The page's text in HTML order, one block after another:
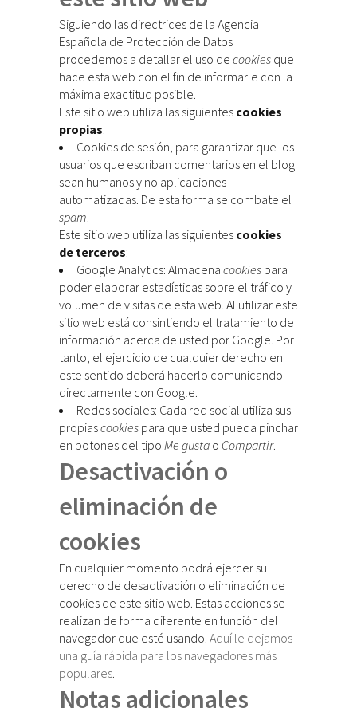
Siguiendo las directrices de la Agencia
Española de Protección de Datos
procedemos a detallar el uso de cookies que
hace esta web con el fin de informarle con la
máxima exactitud posible.
Este sitio web utiliza las siguientes cookies
propias:
Cookies de sesión, para garantizar que los
usuarios que escriban comentarios en el blog
sean humanos y no aplicaciones
automatizadas. De esta forma se combate el
spam.
Este sitio web utiliza las siguientes cookies
de terceros:
Google Analytics: Almacena cookies para
poder elaborar estadísticas sobre el tráfico y
volumen de visitas de esta web. Al utilizar este
sitio web está consintiendo el tratamiento de
información acerca de usted por Google. Por
tanto, el ejercicio de cualquier derecho en
este sentido deberá hacerlo comunicando
directamente con Google.
Redes sociales: Cada red social utiliza sus
propiascookies para que usted pueda pinchar
en botones del tipo Me gusta o Compartir.
Desactivación o
eliminación de
cookies
En cualquier momento podrá ejercer su
derecho de desactivación o eliminación de
cookies de este sitio web. Estas acciones se
realizan de forma diferente en función del
navegador que esté usando. Aquí le dejamos
una guía rápida para los navegadores más
populares.
Notas adicionales